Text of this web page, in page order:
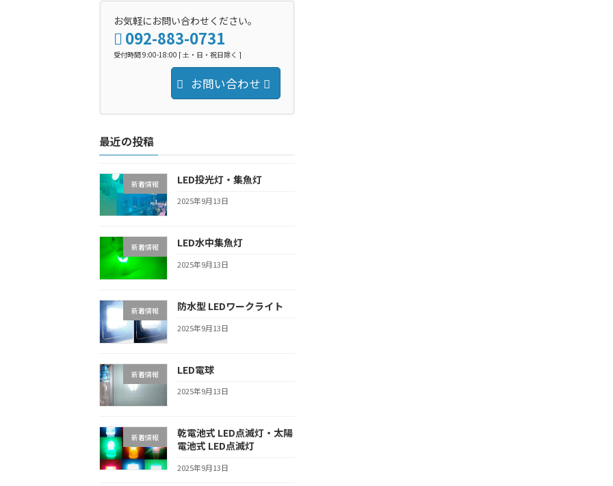
お気軽にお問い合わせください。
092-883-0731
受付時間 9:00-18:00 [ 土・日・祝日除く ]
お問い合わせ
最近の投稿
新着情報 LED投光灯・集魚灯
2025年9月13日
新着情報 LED水中集魚灯
2025年9月13日
新着情報 防水型 LEDワークライト
2025年9月13日
新着情報 LED電球
2025年9月13日
新着情報
乾電池式 LED点滅灯・太陽
電池式 LED点滅灯
2025年9月13日